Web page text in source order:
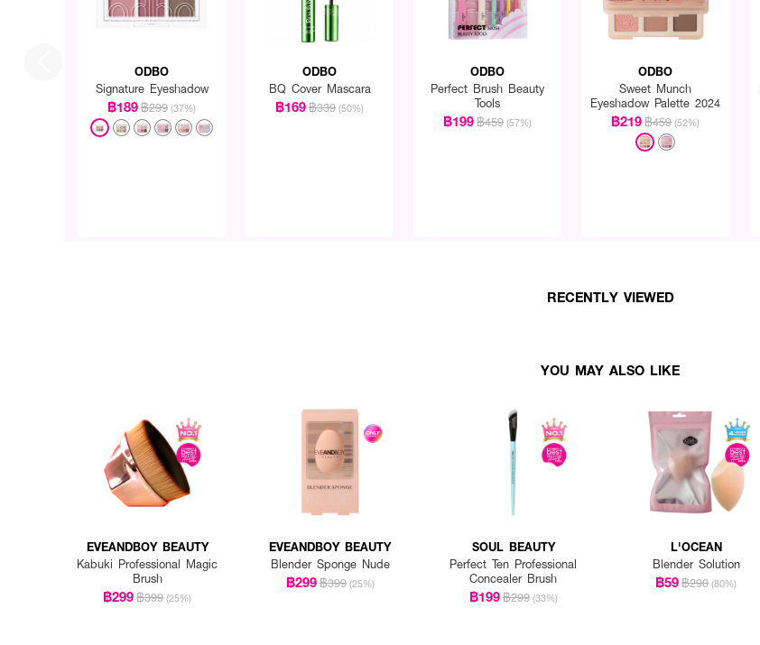
ODBO
Signature Eyeshadow
฿189฿299 (37%)
ODBO
BQ Cover Mascara
฿169฿339 (50%)
ODBO
Perfect Brush Beauty
Tools
฿199฿459 (57%)
ODBO
Sweet Munch
Eyeshadow Palette 2024
฿219฿459 (52%)
RECENTLY VIEWED
YOU MAY ALSO LIKE
EVEANDBOY BEAUTY
Kabuki Professional Magic
Brush
฿299฿399 (25%)
EVEANDBOY BEAUTY
Blender Sponge Nude
฿299฿399 (25%)
SOUL BEAUTY
Perfect Ten Professional
Concealer Brush
฿199฿299 (33%)
L'OCEAN
Blender Solution
฿59฿290 (80%)